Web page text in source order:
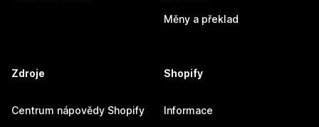
Měny a překlad
Zdroje
Centrum nápovědy Shopify
Shopify
Informace